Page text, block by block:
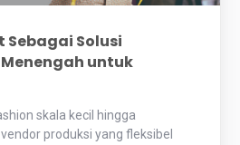
Sebagai Solusi
untuk
skala kecil hingga
produksi yang fleksibel